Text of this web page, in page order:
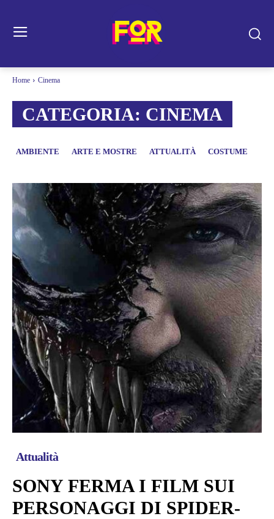
Home Cinema
CATEGORIA: CINEMA
AMBIENTE ARTE E MOSTRE ATTUALITÀ COSTUME
Attualità
SONY FERMA I FILM SUI
PERSONAGGI DI SPIDER-